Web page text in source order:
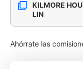
KILMORE
LIN
Ahórrate las